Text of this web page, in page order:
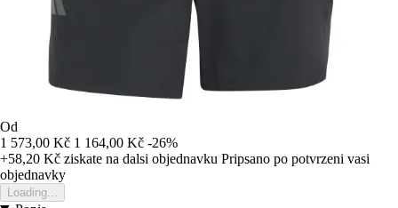
Od
1 573,00 Kč 1 164,00 Kč -26%
+58,20 Kč ziskate na dalsi objednavku Pripsano po potvrzeni vasi
objednavky
Loading...